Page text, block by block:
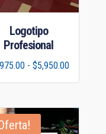
Logotipo
Profesional
- $5,950.00Rango
de
desde
$2,975.00